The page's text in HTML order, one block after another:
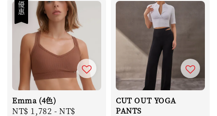
優惠
Emma (4色)
Sale
NT$ 1,782 -NT$
CUT OUT YOGA
PANTS